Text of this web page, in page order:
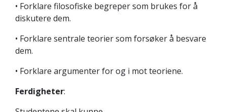
• Forklare filosofiske begreper som brukes for å
diskutere dem.
• Forklare sentrale teorier som forsøker å besvare
dem.
• Forklare argumenter for og i mot teoriene.
Ferdigheter: